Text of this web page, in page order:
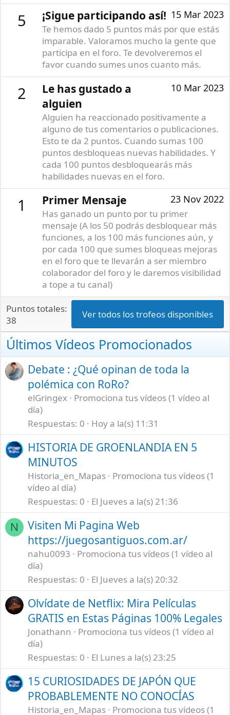
5 15 Mar 2023
¡Sigue participando así!
Te hemos dado 5 puntos más por que estás
imparable. Valoramos mucho la gente que
participa en el foro. Te devolveremos el
favor cuando sumes unos cuanto más.
2 10 Mar 2023
Le has gustado a
alguien
Alguien ha reaccionado positivamente a
alguno de tus comentarios o publicaciones.
Esto te da 2 puntos. Cuando sumas 100
puntos desbloqueas nuevas habilidades. Y
cada 100 puntos desbloquearás más
habilidades nuevas en el foro.
1 23 Nov 2022
Primer Mensaje
Has ganado un punto por tu primer
mensaje (A los 50 podrás desbloquear más
funciones, a los 100 más funciones aún, y
por cada 100 que sumes bloqueas mejoras
en el foro que te llevarán a ser miembro
colaborador del foro y le daremos visibilidad
a tope a tu canal)
Puntos totales:
38
Ver todos los trofeos disponibles
Últimos Vídeos Promocionados
Debate : ¿Qué opinan de toda la
polémica con RoRo?
elGringex
Promociona tus vídeos (1 vídeo al
día)
Respuestas 0 Hoy a la(s) 11:31
HISTORIA DE GROENLANDIA EN 5
MINUTOS
Historia_en_Mapas
Promociona tus vídeos (1
vídeo al día)
Respuestas 0 El Jueves a la(s) 21:36
N
Visiten Mi Pagina Web
https://juegosantiguos.com.ar/
nahu0093
Promociona tus vídeos (1 vídeo al
día)
Respuestas 0 El Jueves a la(s) 20:32
Olvídate de Netflix: Mira Películas
GRATIS en Estas Páginas 100% Legales
Jonathann
Promociona tus vídeos (1 vídeo al
día)
Respuestas 0 El Lunes a la(s) 23:25
15 CURIOSIDADES DE JAPÓN QUE
PROBABLEMENTE NO CONOCÍAS
Historia_en_Mapas Promociona tus vídeos (1